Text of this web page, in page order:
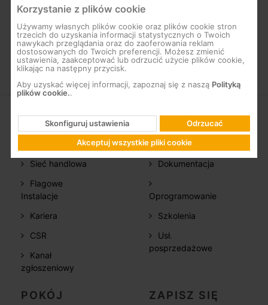
FIRMA
Kim jesteśmy
Sieć handlowa
Flagowe
Instalacje
Kariera
CSR
Kanał
zgłoszeniowy
WSPARCIE
FAQs
Dokumentacja
Oprogramowanie
Szkolenia
Usł.
posprzedażowe
POKÓJ
ZAPISZ SIĘ
Korzystanie z plików cookie
Używamy własnych plików cookie oraz plików cookie stron
trzecich do uzyskania informacji statystycznych o Twoich
nawykach przeglądania oraz do zaoferowania reklam
dostosowanych do Twoich preferencji. Możesz zmienić
ustawienia, zaakceptować lub odrzucić użycie plików cookie,
klikając na następny przycisk.
Aby uzyskać więcej informacji, zapoznaj się z naszą Polityką
plików cookie..
Skonfiguruj ustawienia
Odrzucać
Akceptuj wszystkie pliki cookie